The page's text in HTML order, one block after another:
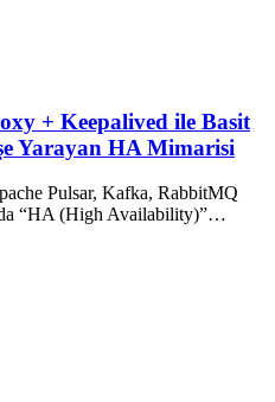
+ Keepalived ile Basit
Yarayan HA Mimarisi
Pulsar, Kafka, RabbitMQ
“HA (High Availability)”…